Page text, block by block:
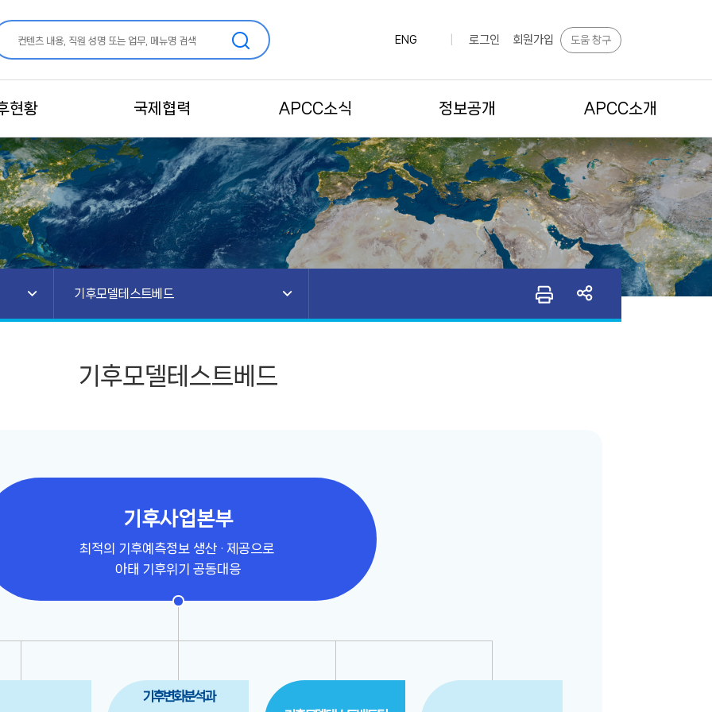
ENG 로그인 회원가입 도움 창구
현황 국제협력 APCC소식 정보공개 APCC소개
기후모델테스트베드
예측기술 개발
전산보안연구지원
기후모델테스트베드
기후사업본부
최적의 기후예측정보 생산 · 제공으로
아태 기후위기 공동대응
기후변화분석과